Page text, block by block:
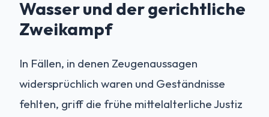
Wasser und der gerichtliche
Zweikampf
In Fällen, in denen Zeugenaussagen
widersprüchlich waren und Geständnisse
fehlten, griff die frühe mittelalterliche Justiz